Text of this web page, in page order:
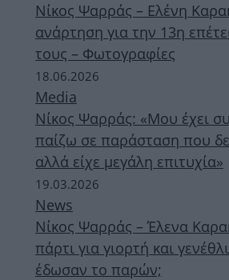
Νίκος Ψαρράς – Ελένη
ανάρτηση για την 13η
τους – Φωτογραφίες
18.06.2026
Media
Νίκος Ψαρράς: «Μου έχει
παίζω σε παράσταση που
αλλά είχε μεγάλη επιτυχία»
19.03.2026
News
Νίκος Ψαρράς – Έλενα
πάρτι για γιορτή και
έδωσαν το παρών;